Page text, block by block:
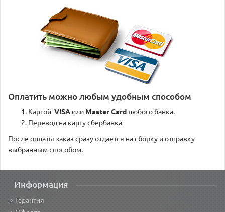
Оплатить можно любым удобным способом
Картой VISA или Master Card любого банка.
Перевод на карту сбербанка
После оплаты заказ сразу отдается на сборку и отправку
выбранным способом.
Информация
Гарантия